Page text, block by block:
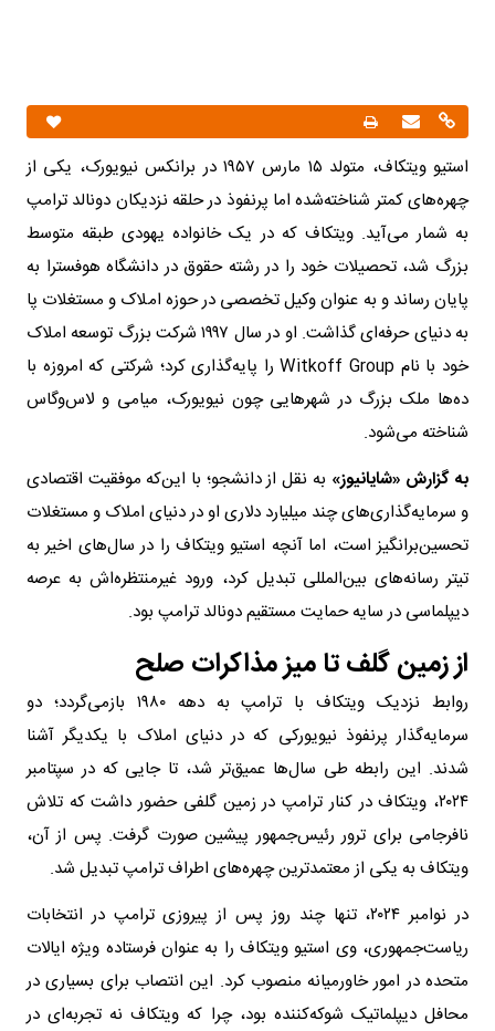
استیو ویتکاف، متولد ۱۵ مارس ۱۹۵۷ در برانکس نیویورک، یکی از
چهره‌های کمتر شناخته‌شده اما پرنفوذ در حلقه نزدیکان دونالد ترامپ
به شمار می‌آید. ویتکاف که در یک خانواده یهودی طبقه متوسط
بزرگ شد، تحصیلات خود را در رشته حقوق در دانشگاه هوفسترا به
پایان رساند و به عنوان وکیل تخصصی در حوزه املاک و مستغلات پا
به دنیای حرفه‌ای گذاشت. او در سال ۱۹۹۷ شرکت بزرگ توسعه املاک
خود با نام Witkoff Group را پایه‌گذاری کرد؛ شرکتی که امروزه با
ده‌ها ملک بزرگ در شهرهایی چون نیویورک، میامی و لاس‌وگاس
شناخته می‌شود.
به گزارش «شایانیوز» به نقل از دانشجو؛ با این‌که موفقیت اقتصادی
و سرمایه‌گذاری‌های چند میلیارد دلاری او در دنیای املاک و مستغلات
تحسین‌برانگیز است، اما آنچه استیو ویتکاف را در سال‌های اخیر به
تیتر رسانه‌های بین‌المللی تبدیل کرد، ورود غیرمنتظره‌اش به عرصه
دیپلماسی در سایه حمایت مستقیم دونالد ترامپ بود.
از زمین گلف تا میز مذاکرات صلح
روابط نزدیک ویتکاف با ترامپ به دهه ۱۹۸۰ بازمی‌گردد؛ دو
سرمایه‌گذار پرنفوذ نیویورکی که در دنیای املاک با یکدیگر آشنا
شدند. این رابطه طی سال‌ها عمیق‌تر شد، تا جایی که در سپتامبر
۲۰۲۴، ویتکاف در کنار ترامپ در زمین گلفی حضور داشت که تلاش
نافرجامی برای ترور رئیس‌جمهور پیشین صورت گرفت. پس از آن،
ویتکاف به یکی از معتمدترین چهره‌های اطراف ترامپ تبدیل شد.
در نوامبر ۲۰۲۴، تنها چند روز پس از پیروزی ترامپ در انتخابات
ریاست‌جمهوری، وی استیو ویتکاف را به عنوان فرستاده ویژه ایالات
متحده در امور خاورمیانه منصوب کرد. این انتصاب برای بسیاری در
محافل دیپلماتیک شوکه‌کننده بود، چرا که ویتکاف نه تجربه‌ای در